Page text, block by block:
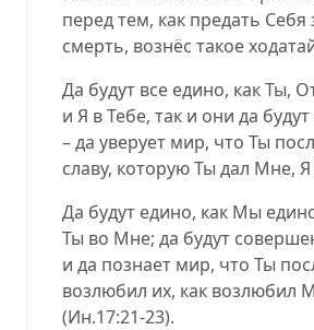
перед тем, как предать Себя
смерть, вознёс такое
Да будут все едино, как Ты,
и Я в Тебе, так и они да
– да уверует мир, что Ты
славу, которую Ты дал Мне,
Да будут едино, как Мы
Ты во Мне; да будут
и да познает мир, что Ты
возлюбил их, как возлюбил
(Ин.17:21-23).